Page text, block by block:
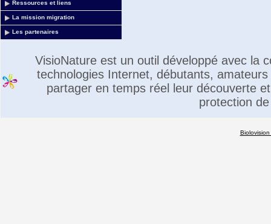
Ressources et liens
La mission migration
Les partenaires
VisioNature est un outil développé avec la
technologies Internet, débutants,
partager en temps réel leur découverte
protection
Biolovision